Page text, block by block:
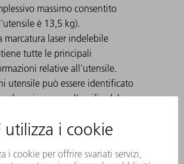
massimo consentito
è 13,5 kg).
marcatura laser indelebile
tutte le principali
relative all'utensile.
utensile può essere identificato
univoco con l'ausilio del
possono essere eseguite